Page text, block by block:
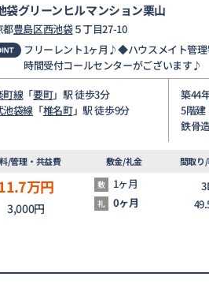
袋グリーンヒルマンション栗山
都豊島区西池袋５丁目27-10
フリーレント1ヶ月♪◆ハウスメイト管
時間受付コールセンターがございます♪
町線「要町」駅 徒歩3分
池袋線 「椎名町」駅 徒歩9分
築44
5階建
鉄骨
/管理・共益費 敷金/礼金 間取り
万円
3,000円
敷 1ヶ月
礼 0ヶ月